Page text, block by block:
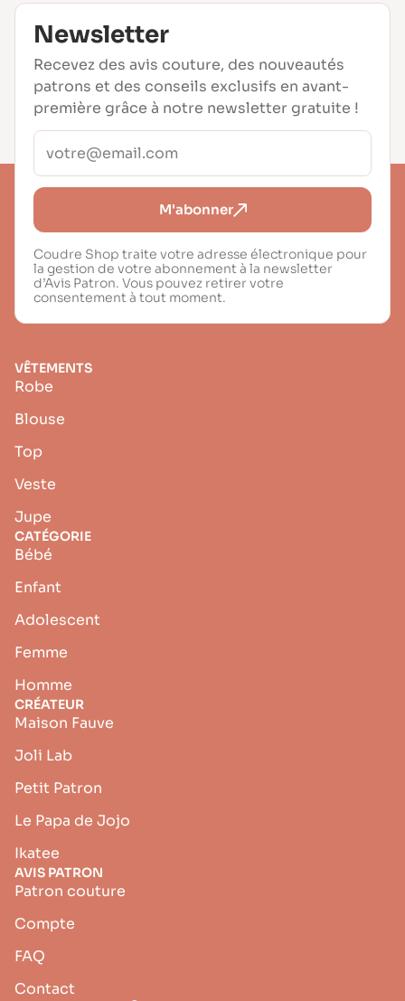
Newsletter
Recevez des avis couture, des nouveautés
patrons et des conseils exclusifs en avant-
première grâce à notre newsletter gratuite !
M'abonner
Coudre Shop traite votre adresse électronique pour
la gestion de votre abonnement à la newsletter
d’Avis Patron. Vous pouvez retirer votre
consentement à tout moment.
VÊTEMENTS
Robe
Blouse
Top
Veste
Jupe
CATÉGORIE
Bébé
Enfant
Adolescent
Femme
Homme
CRÉATEUR
Maison Fauve
Joli Lab
Petit Patron
Le Papa de Jojo
Ikatee
AVIS PATRON
Patron couture
Compte
FAQ
Contact